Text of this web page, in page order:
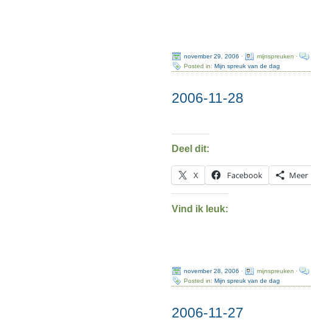
november 29, 2006 · mijnspreuken ·
Posted in:Mijn spreuk van de dag
2006-11-28
Deel dit:
X Facebook Meer
Vind ik leuk:
november 28, 2006 · mijnspreuken ·
Posted in:Mijn spreuk van de dag
2006-11-27